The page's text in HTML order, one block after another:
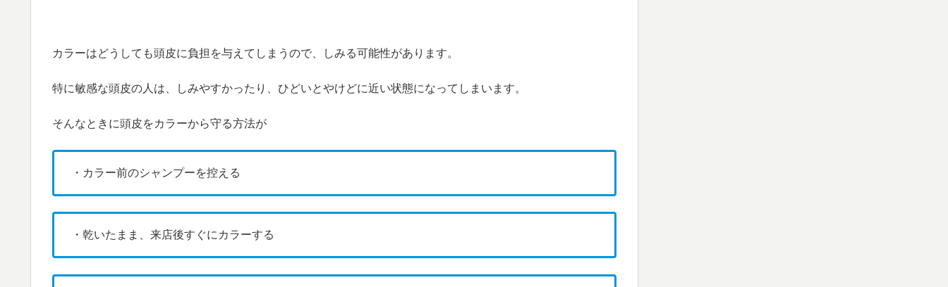
カラーはどうしても頭皮に負担を与えてしまうので、しみる可能性があります。
特に敏感な頭皮の人は、しみやすかったり、ひどいとやけどに近い状態になってしまいます。
そんなときに頭皮をカラーから守る方法が
・カラー前のシャンプーを控える
・乾いたまま、来店後すぐにカラーする